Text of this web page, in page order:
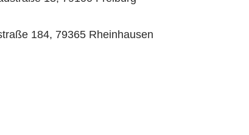
184, 79365 Rheinhausen